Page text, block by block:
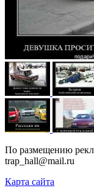
По размещению
trap_hall@mail.ru
Карта сайта